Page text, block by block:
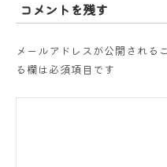
ー
シ
ョ
コメントを残す
メールアドレスが公開される
る欄は必須項目です